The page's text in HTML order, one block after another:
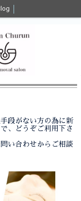
段がない方の為に新
、どうぞご利用下さ
い合わせからご相談